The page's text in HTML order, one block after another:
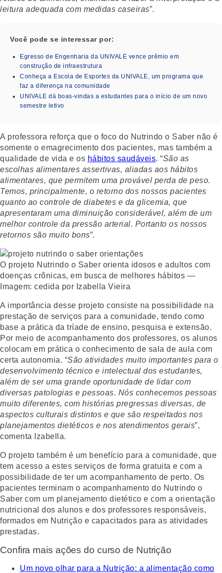
leitura adequada com medidas caseiras”.
Você pode se interessar por:
Egresso de Engenharia da UNIVALE vence prêmio em
construção de infraestrutura
Conheça a Escola de Esportes da UNIVALE, um programa que
faz a diferença na comunidade
UNIVALE dá boas-vindas a estudantes para o início de um novo
semestre letivo
A professora reforça que o foco do Nutrindo o Saber não é
somente o emagrecimento dos pacientes, mas também a
qualidade de vida e os hábitos saudáveis. “São as
escolhas alimentares assertivas, aliadas aos hábitos
alimentares, que permitem uma provável perda de peso.
Temos, principalmente, o retorno dos nossos pacientes
quanto ao controle de diabetes e da glicemia, que
apresentaram uma diminuição considerável, além de um
melhor controle da pressão arterial. Portanto os nossos
retornos são muito bons”.
O projeto Nutrindo o Saber orienta idosos e adultos com
doenças crônicas, em busca de melhores hábitos —
Imagem: cedida por Izabella Vieira
A importância desse projeto consiste na possibilidade na
prestação de serviços para a comunidade, tendo como
base a prática da tríade de ensino, pesquisa e extensão.
Por meio de acompanhamento dos professores, os alunos
colocam em prática o conhecimento de sala de aula com
certa autonomia. “São atividades muito importantes para o
desenvolvimento técnico e intelectual dos estudantes,
além de ser uma grande oportunidade de lidar com
diversas patologias e pessoas. Nós conhecemos pessoas
muito diferentes, com histórias pregressas diversas, de
aspectos culturais distintos e que são respeitados nos
planejamentos dietéticos e nos atendimentos gerais”,
comenta Izabella.
O projeto também é um benefício para a comunidade, que
tem acesso a estes serviços de forma gratuita e com a
possibilidade de ter um acompanhamento de perto. Os
pacientes terminam o acompanhamento do Nutrindo o
Saber com um planejamento dietético e com a orientação
nutricional dos alunos e dos professores responsáveis,
formados em Nutrição e capacitados para as atividades
prestadas.
Confira mais ações do curso de Nutrição
Um novo olhar para a Nutrição: a alimentação como